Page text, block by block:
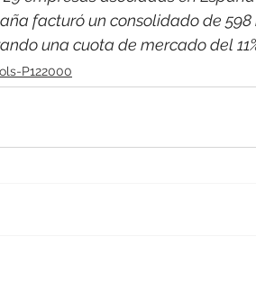
facturó un consolidado de
una cuota de mercado del
P122000